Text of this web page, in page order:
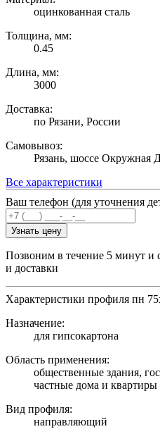
оцинкованная сталь
Толщина, мм:
0.45
Длина, мм:
3000
Доставка:
по Рязани, России
Самовывоз:
Рязань, шоссе Окружная
Все характеристики
Ваш телефон (для уточнения
Узнать цену
Позвоним в течение 5 минут и
и доставки
Характеристики профиля пн
Назначение:
для гипсокартона
Область применения:
общественные здания,
частные дома и квартиры
Вид профиля:
направляющий